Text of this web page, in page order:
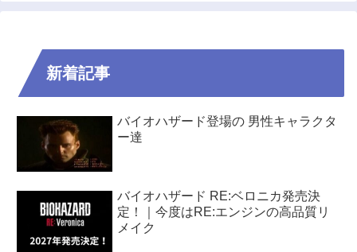
新着記事
バイオハザード登場の 男性キャラクタ
ー達
バイオハザード RE:ベロニカ発売決
定！｜今度はRE:エンジンの高品質リ
メイク